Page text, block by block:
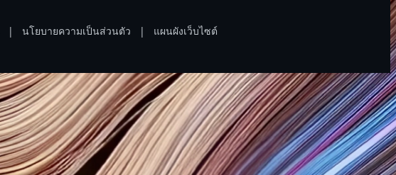
| นโยบายความเป็นส่วนตัว | แผนผังเว็บไซต์